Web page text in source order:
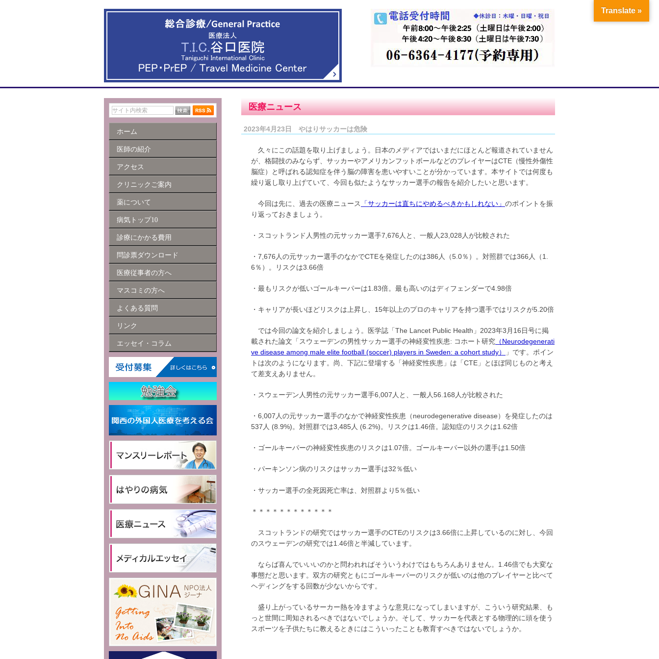
医療ニュース
2023年4月23日 やはりサッカーは危険
久々にこの話題を取り上げましょう。日本のメディアではいまだにほとんど報道されていません
が、格闘技のみならず、サッカーやアメリカンフットボールなどのプレイヤーはCTE（慢性外傷性
脳症）と呼ばれる認知症を伴う脳の障害を患いやすいことが分かっています。本サイトでは何度も
繰り返し取り上げていて、今回も似たようなサッカー選手の報告を紹介したいと思います。
今回は先に、過去の医療ニュース 「サッカーは直ちにやめるべきかもしれない」 のポイントを振
り返っておきましょう。
・スコットランド人男性の元サッカー選手7,676人と、一般人23,028人が比較された
・7,676人の元サッカー選手のなかでCTEを発症したのは386人（5.0％）。対照群では366人（1.
6％）。リスクは3.66倍
・最もリスクが低いゴールキーパーは1.83倍。最も高いのはディフェンダーで4.98倍
・キャリアが長いほどリスクは上昇し、15年以上のプロのキャリアを持つ選手ではリスクが5.20倍
では今回の論文を紹介しましょう。医学誌「The Lancet Public Health」2023年3月16日号に掲
載された論文「スウェーデンの男性サッカー選手の神経変性疾患: コホート研究 （Neurodegenerati
ve disease among male elite football (soccer) players in Sweden: a cohort study）
」です。ポイン
トは次のようになります。尚、下記に登場する「神経変性疾患」は「CTE」とほぼ同じものと考え
て差支えありません。
・スウェーデン人男性の元サッカー選手6,007人と、一般人56.168人が比較された
・6,007人の元サッカー選手のなかで神経変性疾患（neurodegenerative disease）を発症したのは
537人 (8.9%)。対照群では3,485人 (6.2%)。リスクは1.46倍。認知症のリスクは1.62倍
・ゴールキーパーの神経変性疾患のリスクは1.07倍。ゴールキーパー以外の選手は1.50倍
・パーキンソン病のリスクはサッカー選手は32％低い
・サッカー選手の全死因死亡率は、対照群より5％低い
＊＊＊＊＊＊＊＊＊＊＊＊
スコットランドの研究ではサッカー選手のCTEのリスクは3.66倍に上昇しているのに対し、今回
のスウェーデンの研究では1.46倍と半減しています。
ならば喜んでいいいのかと問われればそういうわけではもちろんありません。1.46倍でも大変な
事態だと思います。双方の研究ともにゴールキーパーのリスクが低いのは他のプレイヤーと比べて
ヘディングをする回数が少ないからです。
盛り上がっているサーカー熱を冷ますような意見になってしまいますが、こういう研究結果、も
っと世間に周知されるべきではないでしょうか。そして、サッカーを代表とする物理的に頭を使う
スポーツを子供たちに教えるときにはこういったことも教育すべきではないでしょうか。
ホーム
医師の紹介
アクセス
クリニックご案内
薬について
病気トップ10
診療にかかる費用
問診票ダウンロード
医療従事者の方へ
マスコミの方へ
よくある質問
リンク
エッセイ・コラム
Translate »